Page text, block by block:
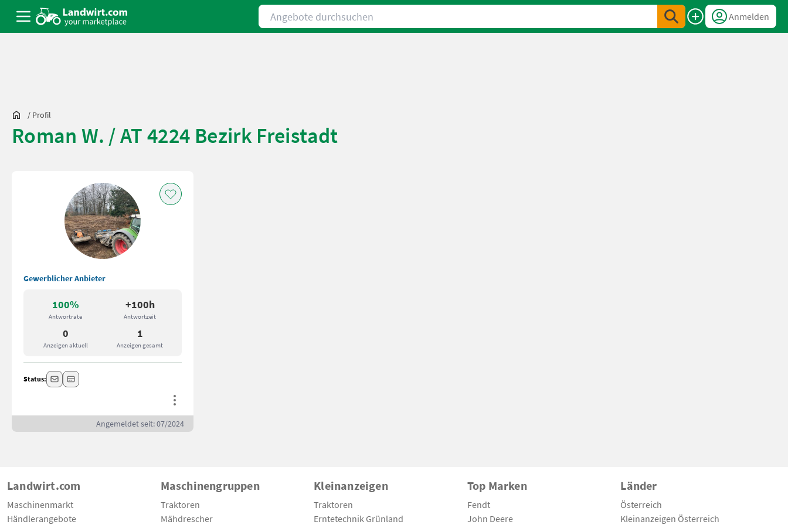
Angebote durchsuchen
Anmelden
/ Profil
Roman W. / AT 4224 Bezirk Freistadt
Gewerblicher Anbieter
100%
Antwortrate
+100h
Antwortzeit
0
Anzeigen aktuell
1
Anzeigen gesamt
Status:
Angemeldet seit: 07/2024
Landwirt.com
Maschinenmarkt
Händlerangebote
Maschinengruppen
Traktoren
Mähdrescher
Kleinanzeigen
Traktoren
Erntetechnik Grünland
Top Marken
Fendt
John Deere
Länder
Österreich
Kleinanzeigen Österreich